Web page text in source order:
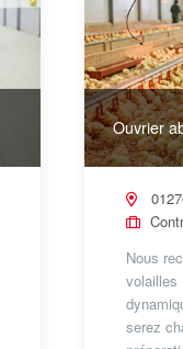
Ouvrier
Nous
volailles
serez